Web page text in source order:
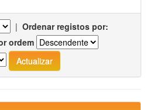
| Ordenar registos por:
ordem